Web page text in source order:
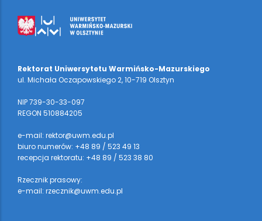
Rektorat Uniwersytetu Warmińsko-Mazurskiego
ul. Michała Oczapowskiego 2, 10-719 Olsztyn
NIP 739-30-33-097
REGON 510884205
e-mail: rektor@uwm.edu.pl
biuro numerów: +48 89 / 523 49 13
recepcja rektoratu: +48 89 / 523 38 80
Rzecznik prasowy:
e-mail: rzecznik@uwm.edu.pl